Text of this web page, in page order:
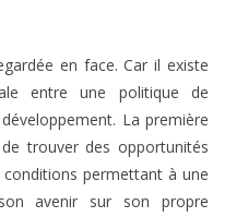
en face. Car il existe
entre une politique de
La première
trouver des opportunités
permettant à une
avenir sur son propre